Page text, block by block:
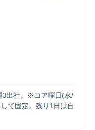
3出社。※コア曜日(水/
て固定。残り1日は自